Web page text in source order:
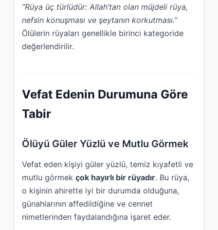
“Rüya üç türlüdür: Allah’tan olan müjdeli rüya,
nefsin konuşması ve şeytanın korkutması.”
Ölülerin rüyaları genellikle birinci kategoride
değerlendirilir.
Vefat Edenin Durumuna Göre
Tabir
Ölüyü Güler Yüzlü ve Mutlu Görmek
Vefat eden kişiyi güler yüzlü, temiz kıyafetli ve
mutlu görmek çok hayırlı bir rüyadır. Bu rüya,
o kişinin ahirette iyi bir durumda olduğuna,
günahlarının affedildiğine ve cennet
nimetlerinden faydalandığına işaret eder.